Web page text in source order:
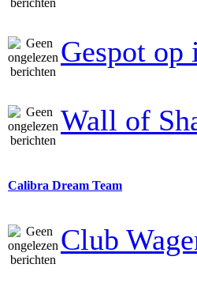
Gespot op
Wall of
Calibra Dream Team
Club